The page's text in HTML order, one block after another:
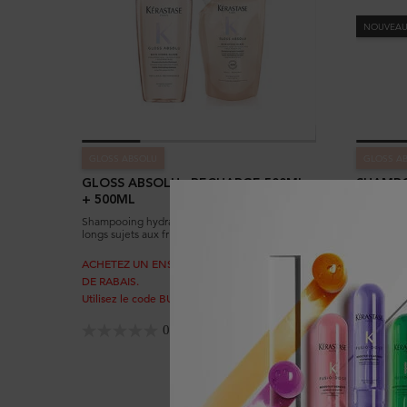
GLOSS ABSOLU : RECHARGE 500ML
+ 500ML
Shampooing hydra-illuminateur pour cheveux
longs sujets aux frisottis. Le flacon de 500ml est
ACHETEZ UN ENSEMBLE, OBTENEZ UN 10%
DE RABAIS.
Utilisez le code BUNDLE à la caisse.
0.0
NOUVEAU
Choix
SAC